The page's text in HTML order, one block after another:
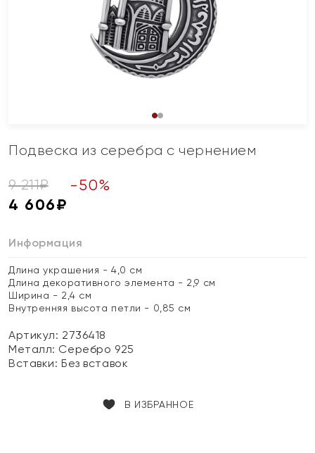
Подвеска из серебра с чернением
9 211₽ -50%
4 606₽
Информация
Длина украшения - 4,0 см
Длина декоративного элемента - 2,9 см
Ширина - 2,4 см
Внутренняя высота петли - 0,85 см
Артикул: 2736418
Металл: Серебро 925
Вставки:Без вставок
В ИЗБРАННОЕ